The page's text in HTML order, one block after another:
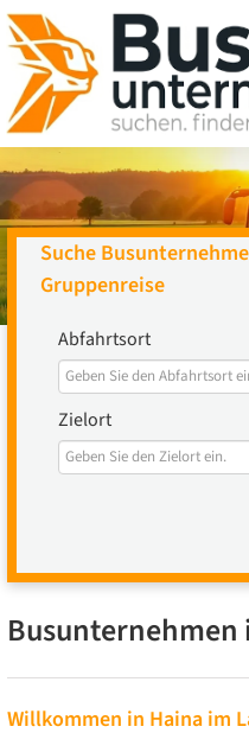
Skip
to
content
Suche
Gruppenreise
Abfahrtsort
Zielort
Busunternehmen
Willkommen in Haina im